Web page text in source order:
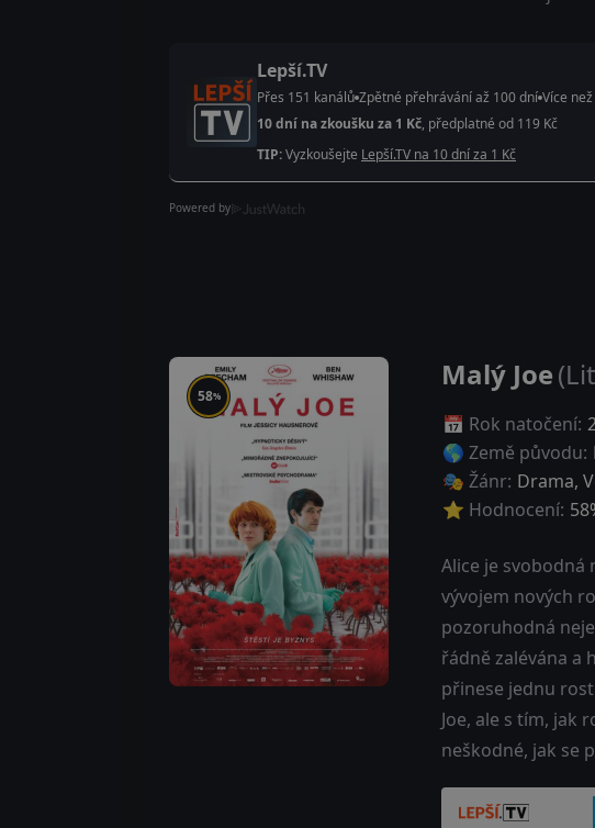
Lepší.TV
Přes 151 kanálů Zpětné přehrávání až 100 dní Více
10 dní na zkoušku za 1 Kč, předplatné od 119 Kč
TIP:Vyzkoušejte Lepší.TV na 10 dní za 1 Kč
Powered by
58%
Malý Joe
📅 Rok natočení:
🌎 Země původu:
🎭 Žánr: Drama,
⭐ Hodnocení: 58
Alice je svobodná
vývojem nových
pozoruhodná
řádně zalévána a
přinese jednu
Joe, ale s tím, jak
neškodné, jak se